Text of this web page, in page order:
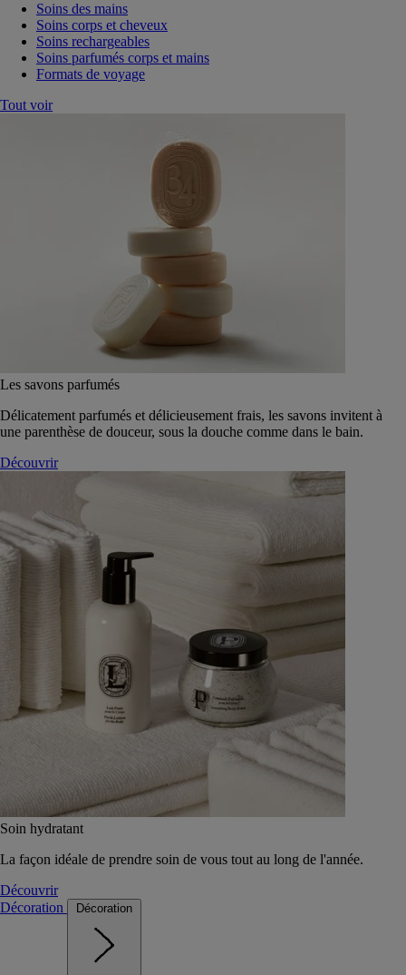
Soins des mains
Soins corps et cheveux
Soins rechargeables
Soins parfumés corps et mains
Formats de voyage
Tout voir
Les savons parfumés
Délicatement parfumés et délicieusement frais, les savons invitent à
une parenthèse de douceur, sous la douche comme dans le bain.
Découvrir
Soin hydratant
La façon idéale de prendre soin de vous tout au long de l'année.
Découvrir
Décoration
Décoration